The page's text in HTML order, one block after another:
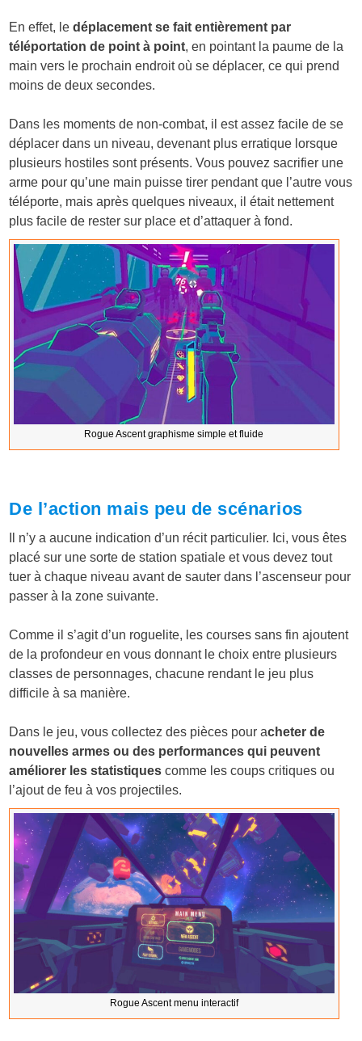
En effet, ledéplacement se fait entièrement par
téléportation de point à point, en pointant la paume de la
main vers le prochain endroit où se déplacer, ce qui prend
moins de deux secondes.
Dans les moments de non-combat, il est assez facile de se
déplacer dans un niveau, devenant plus erratique lorsque
plusieurs hostiles sont présents. Vous pouvez sacrifier une
arme pour qu’une main puisse tirer pendant que l’autre vous
téléporte, mais après quelques niveaux, il était nettement
plus facile de rester sur place et d’attaquer à fond.
Rogue Ascent graphisme simple et fluide
De l’action mais peu de scénarios
Il n’y a aucune indication d’un récit particulier. Ici, vous êtes
placé sur une sorte de station spatiale et vous devez tout
tuer à chaque niveau avant de sauter dans l’ascenseur pour
passer à la zone suivante.
Comme il s’agit d’un roguelite, les courses sans fin ajoutent
de la profondeur en vous donnant le choix entre plusieurs
classes de personnages, chacune rendant le jeu plus
difficile à sa manière.
Dans le jeu, vous collectez des pièces pour acheter de
nouvelles armes ou des performances qui peuvent
améliorer les statistiques comme les coups critiques ou
l’ajout de feu à vos projectiles.
Rogue Ascent menu interactif